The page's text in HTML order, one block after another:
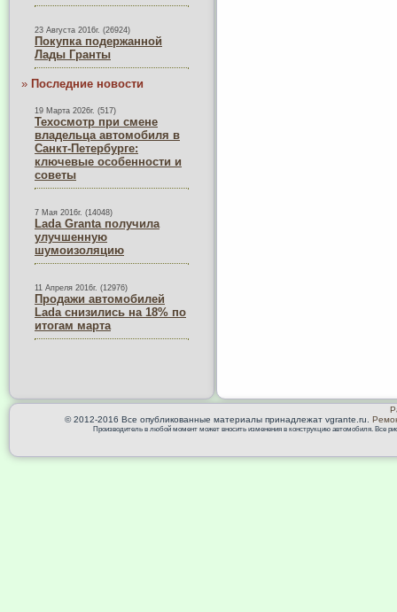
23 Августа 2016г. (26924)
Покупка подержанной
Лады Гранты
» Последние новости
19 Марта 2026г. (517)
Техосмотр при смене
владельца автомобиля в
Санкт-Петербурге:
ключевые особенности и
советы
7 Мая 2016г. (14048)
Lada Granta получила
улучшенную
шумоизоляцию
11 Апреля 2016г. (12976)
Продажи автомобилей
Lada снизились на 18% по
итогам марта
© 2012-2016 Все опубликованные материалы принадлежат vgrante.ru.
Производитель в любой момент может вносить изменения в конструкцию автомобиля. Все